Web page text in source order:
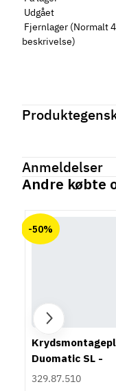
Udgået
Fjernlager (Normalt
beskrivelse)
Produktinformation
Zinklegering
Overflade
Mat børstet
Farve
Guld
Montering
M4 bolt
Type
Anmeldelser
Der er ingen
Andre købte
-50%
Duomatic SL -
Euroskruer
329.87.510